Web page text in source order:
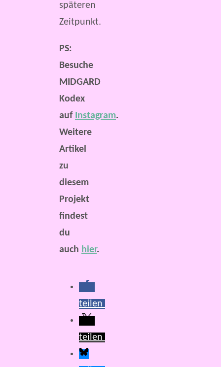
späteren
Zeitpunkt.
PS:
Besuche
MIDGARD
Kodex
auf Instagram.
Weitere
Artikel
zu
diesem
Projekt
findest
du
auch hier.
teilen
teilen